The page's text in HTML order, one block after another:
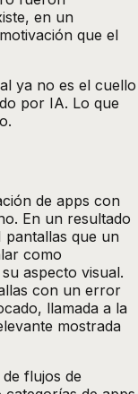
en un
que el
ya no es el cuello
por IA. Lo que
de apps con
En un resultado
pantallas que un
como
aspecto visual.
con un error
llamada a la
mostrada
flujos de